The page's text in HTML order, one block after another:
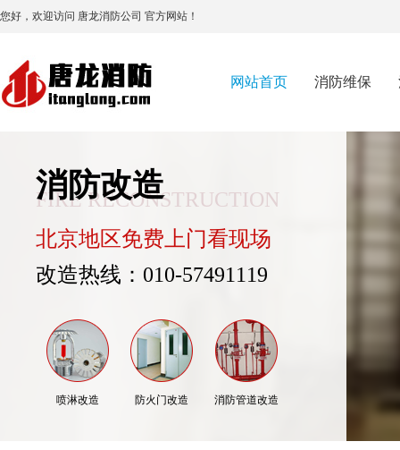
您好，欢迎访问 唐龙消防公司 官方网站！
网站首页 消防维保
消防改造
FIRE RECONSTRUCTION
北京地区免费上门看现场
改造热线：010-57491119
喷淋改造 防火门改造 消防管道改造